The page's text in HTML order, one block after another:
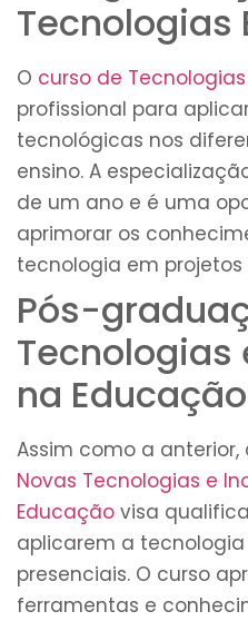
Tecnologias
O curso de
profissional para
tecnológicas nos
ensino. A
de um ano e é uma
aprimorar os
tecnologia em
Pós-
Tecnologias
na Educação
Assim como a anterior,
Novas Tecnologias e
Educação visa
aplicarem a tecnologia
presenciais. O curso
ferramentas e